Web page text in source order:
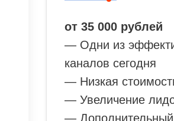
от 35 000 рублей
— Одни из
каналов сегодня
— Низкая
— Увеличение
— Дополнительный